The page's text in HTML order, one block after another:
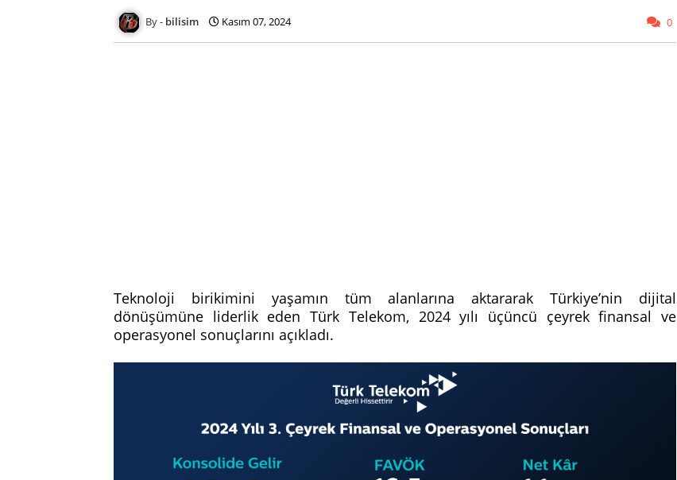
bilisim Kasım 07, 2024 0
Teknoloji birikimini yaşamın tüm alanlarına aktararak Türkiye’nin dijital
dönüşümüne liderlik eden Türk Telekom, 2024 yılı üçüncü çeyrek finansal ve
operasyonel sonuçlarını açıkladı.